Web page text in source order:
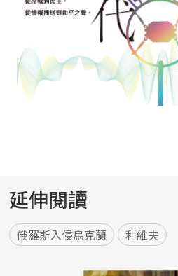
延伸閱讀
俄羅斯入侵烏克蘭 利維夫